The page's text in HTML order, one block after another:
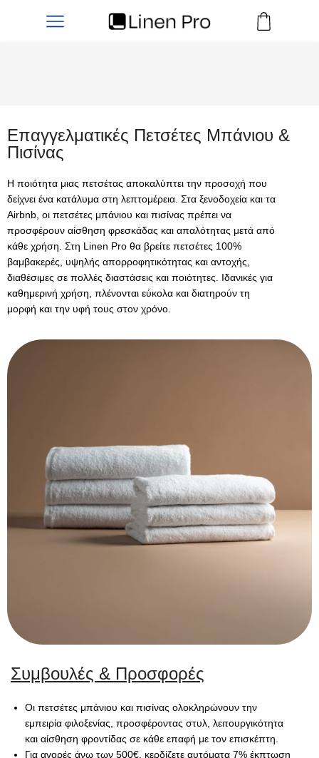
Επαγγελματικές Πετσέτες Μπάνιου &
Πισίνας
Η ποιότητα μιας πετσέτας αποκαλύπτει την προσοχή που
δείχνει ένα κατάλυμα στη λεπτομέρεια. Στα ξενοδοχεία και τα
Airbnb, οι πετσέτες μπάνιου και πισίνας πρέπει να
προσφέρουν αίσθηση φρεσκάδας και απαλότητας μετά από
κάθε χρήση. Στη Linen Pro θα βρείτε πετσέτες 100%
βαμβακερές, υψηλής απορροφητικότητας και αντοχής,
διαθέσιμες σε πολλές διαστάσεις και ποιότητες. Ιδανικές για
καθημερινή χρήση, πλένονται εύκολα και διατηρούν τη
μορφή και την υφή τους στον χρόνο.
Συμβουλές & Προσφορές
Οι πετσέτες μπάνιου και πισίνας ολοκληρώνουν την
εμπειρία φιλοξενίας, προσφέροντας στυλ, λειτουργικότητα
και αίσθηση φροντίδας σε κάθε επαφή με τον επισκέπτη.
Για αγορές άνω των 500€, κερδίζετε αυτόματα 7% έκπτωση